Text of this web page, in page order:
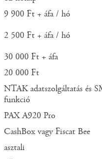
9 900 Ft + áfa / hó
2 500 Ft + áfa / hó
30 000 Ft + áfa
20 000 Ft
NTAK adatszolgáltatás és
funkció
PAX A920 Pro
CashBox vagy Fiscat Bee
asztali